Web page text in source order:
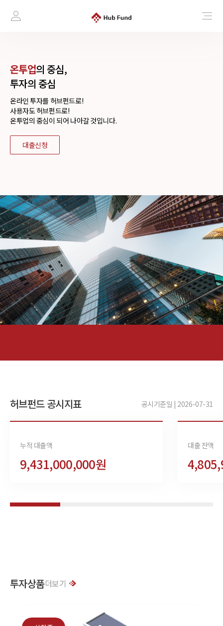
온투업의 중심,
투자의 중심
온라인 투자를 허브펀드로!
사용자도 허브펀드로!
온투업의 중심이 되어 나아갈 것입니다.
대출신청
허브펀드 공시지표 공시기준일 | 2026-07-31
누적 대출액
9,431,000,000원
대출 잔액
투자상품더보기